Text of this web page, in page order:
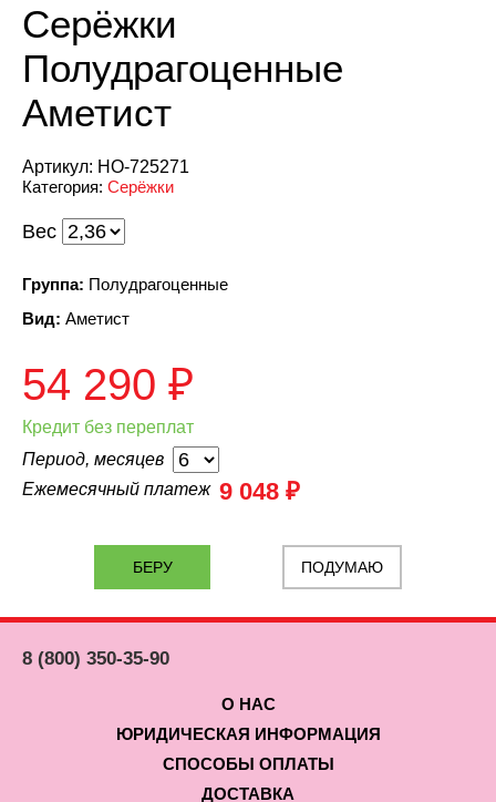
Серёжки
Полудрагоценные
Аметист
Артикул: НО-725271
Категория: Серёжки
Вес
Группа: Полудрагоценные
Вид: Аметист
54 290 ₽
Кредит без переплат
Период, месяцев
Ежемесячный платеж 9 048 ₽
ПОДУМАЮ
8 (800) 350-35-90
О НАС
ЮРИДИЧЕСКАЯ ИНФОРМАЦИЯ
СПОСОБЫ ОПЛАТЫ
ДОСТАВКА